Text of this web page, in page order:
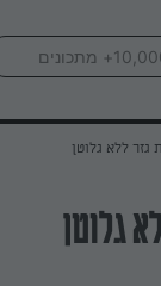
גזר ללא גלוטן
גלוטן